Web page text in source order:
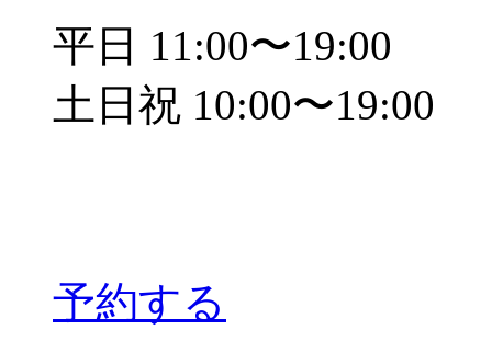
平日 11:00〜19:00
土日祝 10:00〜19:00
予約する